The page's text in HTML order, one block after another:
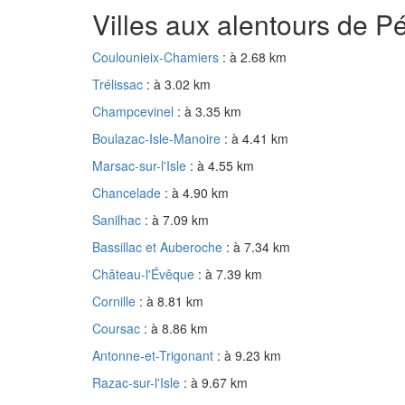
Villes aux alentours de
Coulounieix-Chamiers : à 2.68 km
Trélissac : à 3.02 km
Champcevinel : à 3.35 km
Boulazac-Isle-Manoire : à 4.41 km
Marsac-sur-l'Isle : à 4.55 km
Chancelade : à 4.90 km
Sanilhac : à 7.09 km
Bassillac et Auberoche : à 7.34 km
Château-l'Évêque : à 7.39 km
Cornille : à 8.81 km
Coursac : à 8.86 km
Antonne-et-Trigonant : à 9.23 km
Razac-sur-l'Isle : à 9.67 km